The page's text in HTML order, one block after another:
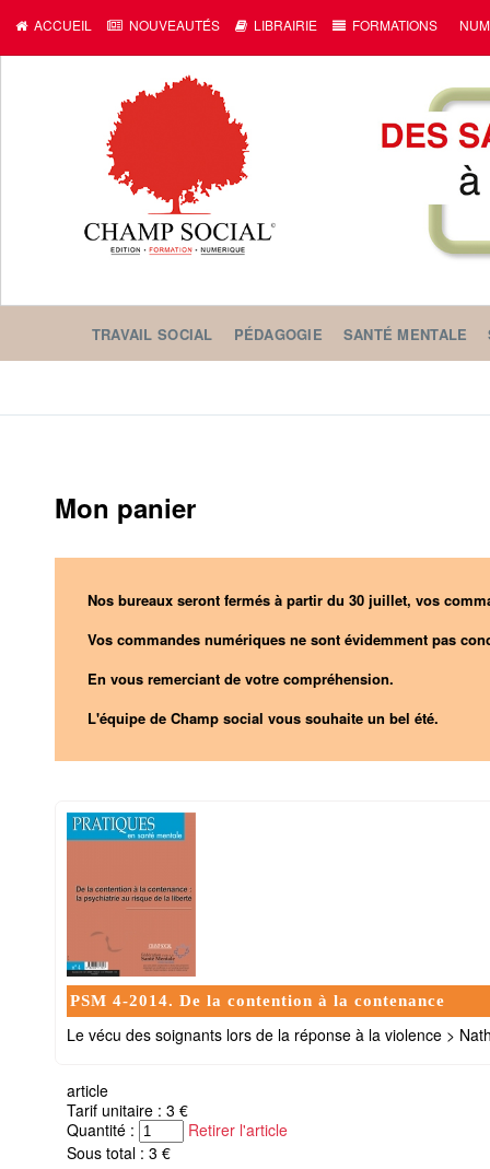
ACCUEIL NOUVEAUTÉS LIBRAIRIE FORMATIONS
TRAVAIL SOCIAL PÉDAGOGIE SANTÉ MENTALE
Mon panier
Nos bureaux seront fermés à partir du 30 juillet, vos
Vos commandes numériques ne sont évidemment pas
En vous remerciant de votre compréhension.
L'équipe de Champ social vous souhaite un bel été.
PSM 4-2014. De la contention à la contenance
Le vécu des soignants lors de la réponse à la violence >
article
Tarif unitaire : 3 €
Quantité :
Retirer l'article
Sous total : 3 €